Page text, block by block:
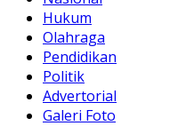
Hukum
Olahraga
Pendidikan
Politik
Advertorial
Galeri Foto